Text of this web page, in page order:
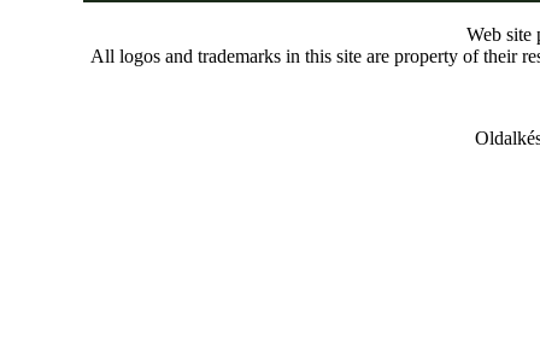
Web site
All logos and trademarks in this site are property of their